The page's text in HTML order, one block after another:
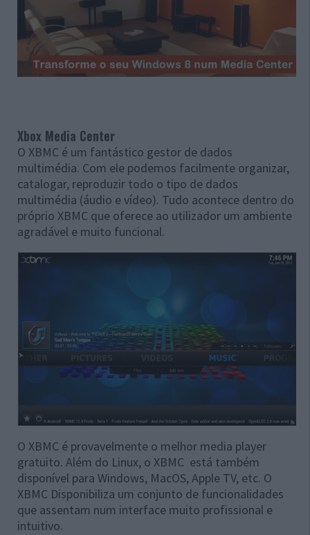
Xbox Media Center
O XBMC é um fantástico gestor de dados
multimédia. Com ele podemos facilmente organizar,
catalogar, reproduzir todo o tipo de dados
multimédia (áudio e vídeo). Tudo acontece dentro do
próprio XBMC que oferece ao utilizador um ambiente
agradável e muito funcional.
O XBMC é provavelmente o melhor media player
gratuito. Além do Linux, o XBMC está também
disponível para Windows, MacOS, Apple TV, etc. O
XBMC Disponibiliza um conjunto de funcionalidades
que assentam num interface muito profissional e
intuitivo.